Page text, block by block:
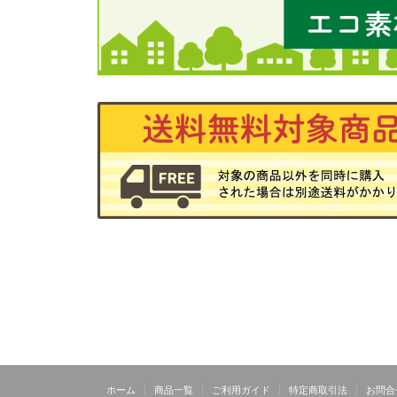
ホーム 商品一覧 ご利用ガイド 特定商取引法 お問合